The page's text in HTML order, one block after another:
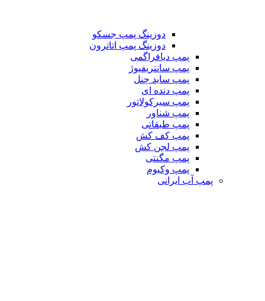
دوزینگ پمپ جسکو
دوزینگ پمپ اتاترون
پمپ دیافراگمی
پمپ سانتریفیوژ
پمپ ساید چنل
پمپ دنده ای
پمپ سیرکولاتور
پمپ شناور
پمپ طبقاتی
پمپ کف کش
پمپ لجن کش
پمپ مگنتی
پمپ وکیوم
پمپ آب ایرانی